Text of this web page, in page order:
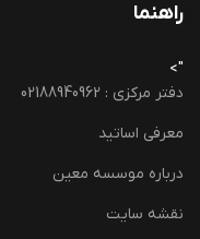
راهنما
">
دفتر مرکزی : 02188940962
معرفی اساتید
درباره موسسه معین
نقشه سایت